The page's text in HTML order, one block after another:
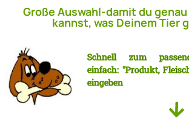
Große Auswahl-damit du
kannst, was Deinem Tier
Schnell zum
einfach: "Produkt,
eingeben